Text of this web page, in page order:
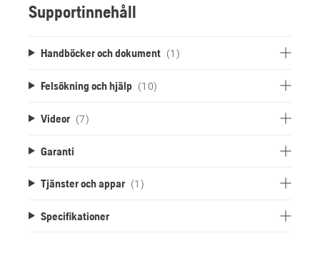
Supportinnehåll
Handböcker och dokument (1)
Felsökning och hjälp (10)
Videor (7)
Garanti
Tjänster och appar (1)
Specifikationer